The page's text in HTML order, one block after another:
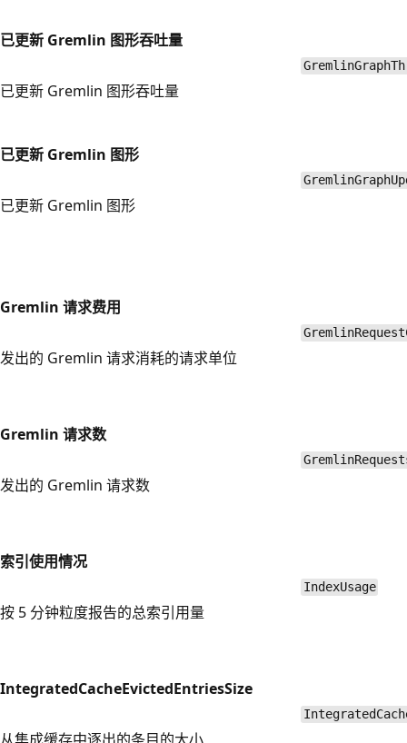
已更新 Gremlin 图形吞吐量
已更新 Gremlin 图形吞吐量
已更新 Gremlin 图形
已更新 Gremlin 图形
Gremlin 请求费用
发出的 Gremlin 请求消耗的请求单位
Gremlin 请求数
发出的 Gremlin 请求数
索引使用情况
按 5 分钟粒度报告的总索引用量
IndexUsage
IntegratedCacheEvictedEntriesSize
从集成缓存中逐出的条目的大小